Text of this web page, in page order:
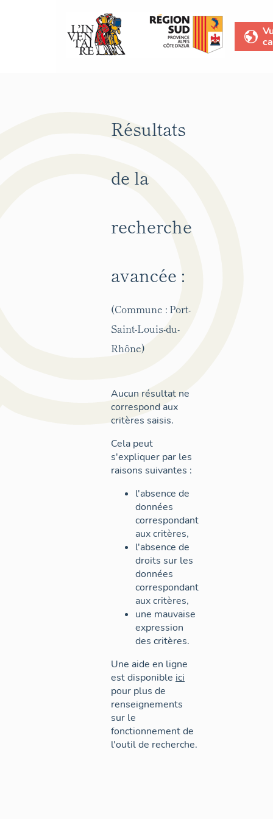
Résultats
de la
recherche
avancée :
(Commune : Port-
Saint-Louis-du-
Rhône)
Aucun résultat ne
correspond aux
critères saisis.
Cela peut
s'expliquer par les
raisons suivantes :
l'absence de
données
correspondant
aux critères,
l'absence de
droits sur les
données
correspondant
aux critères,
une mauvaise
expression
des critères.
Une aide en ligne
est disponible ici
pour plus de
renseignements
sur le
fonctionnement de
l'outil de recherche.